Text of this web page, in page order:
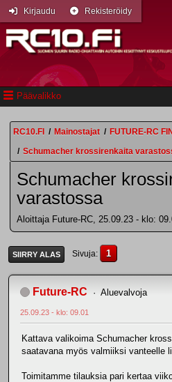
Päävalikko
Kirjaudu Rekisteröidy
RC10.FI / Mainostajat / FUTURE-RC
/ Schumacher krossirenkaita
Schumacher
varastossa
Aloittaja Future-RC, 25.09.23 - klo:
SIIRRY ALAS Sivuja 1
Future-RC Aluevalvoja
25.09.23 - klo: 09.01
Kattava valikoima Schumacher
saatavana myös valmiiksi vanteelle
Toimitamme tilauksia pari kertaa